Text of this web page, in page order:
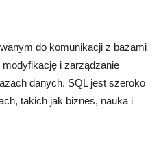
do komunikacji z bazami
i zarządzanie
danych. SQL jest szeroko
takich jak biznes, nauka i